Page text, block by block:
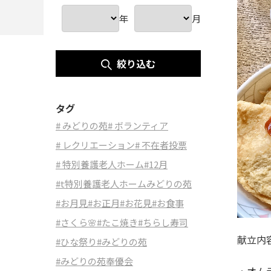
献立内
年 月
絞り込む
タグ
# みどりの苑# ボランティア
# レクリエーション# 不在者投票
# 特別養護老人ホーム#12月
#t特別養護老人ホームみどりの苑
#お月見#お正月#お花見#お食事
#さくら🌸#たこ焼き#ちらし寿司
#ひな祭り#みどりの苑
#みどりの苑奉優会